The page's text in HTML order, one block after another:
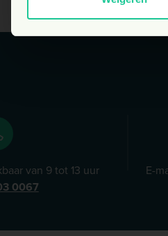
van 9 tot 13 uur
0067
E-